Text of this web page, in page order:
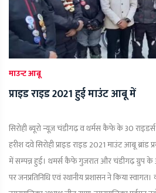
माउन्ट आबू
प्राइड राइड 2021 हुई माउंट आबू में
सिरोही ब्यूरो न्यूज़ चंडीगढ़ व थर्मस कैफे के 30
हरीश दवे सिरोही प्राइड राइड 2021 माउंट आबू ब्रांड
में सम्पन्न हुई। थमर्स कैफे गुजरात और चंडीगढ़ ग्रुप
पर जनप्रतिनिधि एवं स्थानीय प्रशासन ने किया